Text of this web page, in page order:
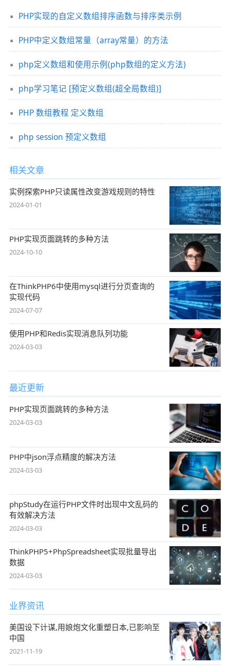
PHP实现的自定义数组排序函数与排序类示例
PHP中定义数组常量（array常量）的方法
php定义数组和使用示例(php数组的定义方法)
php学习笔记 [预定义数组(超全局数组)]
PHP 数组教程 定义数组
php session 预定义数组
相关文章
实例探索PHP只读属性改变游戏规则的特性
2024-01-01
PHP实现页面跳转的多种方法
2024-10-10
在ThinkPHP6中使用mysql进行分页查询的
实现代码
2024-07-07
使用PHP和Redis实现消息队列功能
2024-03-03
最近更新
PHP实现页面跳转的多种方法
2024-03-03
PHP中json浮点精度的解决方法
2024-03-03
phpStudy在运行PHP文件时出现中文乱码的
有效解决方法
2024-03-03
ThinkPHP5+PhpSpreadsheet实现批量导出
数据
2024-03-03
业界资讯
美国设下计谋,用娘炮文化重塑日本,已影响至
中国
2021-11-19